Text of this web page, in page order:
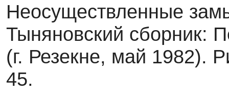
Неосуществленные
Тыняновский сборник:
(г. Резекне, май 1982).
45.